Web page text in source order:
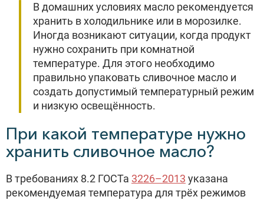
В домашних условиях масло рекомендуется
хранить в холодильнике или в морозилке.
Иногда возникают ситуации, когда продукт
нужно сохранить при комнатной
температуре. Для этого необходимо
правильно упаковать сливочное масло и
создать допустимый температурный режим
и низкую освещённость.
При какой температуре нужно
хранить сливочное масло?
В требованиях 8.2 ГОСТа 3226–2013 указана
рекомендуемая температура для трёх режимов